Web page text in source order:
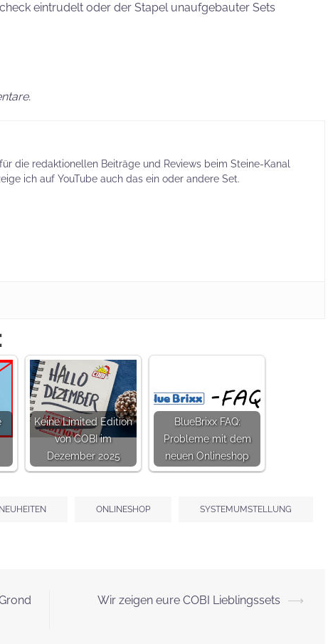
eintrudelt oder der Stapel unaufgebauter Sets
die redaktionellen Beiträge und Reviews beim Steine-Kanal
ich auf YouTube auch das ein oder andere Set.
Keine Limited Edition
von COBI im
Dezember 2025
BlueBrixx FAQ:
Probleme mit dem
neuen Onlineshop
NEUHEITEN ONLINESHOP SYSTEMUMSTELLUNG
Wir zeigen eure COBI Lieblingssets ⟶